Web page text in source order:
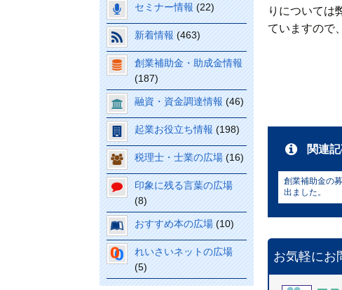
りについては
ていますので
関連
創業補助金の
出ました。
お気軽にお
セミナー情報 (22)
新着情報 (463)
創業補助金・助成金情報
(187)
融資・資金調達情報 (46)
起業お役立ち情報 (198)
税理士・士業の広場 (16)
印象に残る言葉の広場
(8)
おすすめ本の広場 (10)
れいさいネットの広場
(5)